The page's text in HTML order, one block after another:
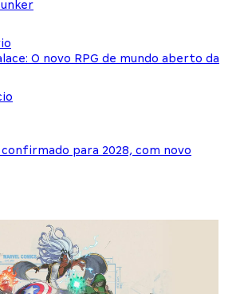
O novo RPG de mundo aberto da
para 2028, com novo